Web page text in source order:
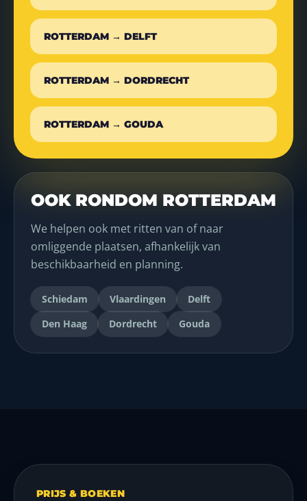
ROTTERDAM → DELFT
ROTTERDAM → DORDRECHT
ROTTERDAM → GOUDA
OOK RONDOM ROTTERDAM
We helpen ook met ritten van of naar
omliggende plaatsen, afhankelijk van
beschikbaarheid en planning.
Schiedam Vlaardingen
Delft
Den Haag
Dordrecht Gouda
PRIJS & BOEKEN